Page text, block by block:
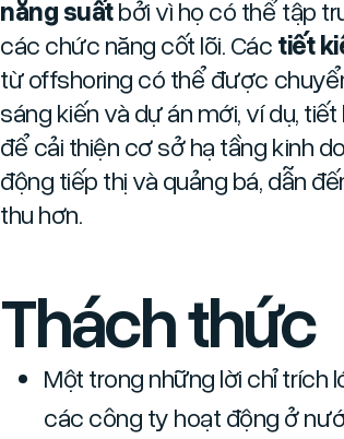
năng suấtbởi vì họ có thể tập
các chức năng cốt lõi. Các tiết
từ offshoring có thể được
sáng kiến và dự án mới, ví dụ,
để cải thiện cơ sở hạ tầng kinh
động tiếp thị và quảng bá, dẫn
thu hơn.
Thách thức
Một trong những lời chỉ trích
các công ty hoạt động ở